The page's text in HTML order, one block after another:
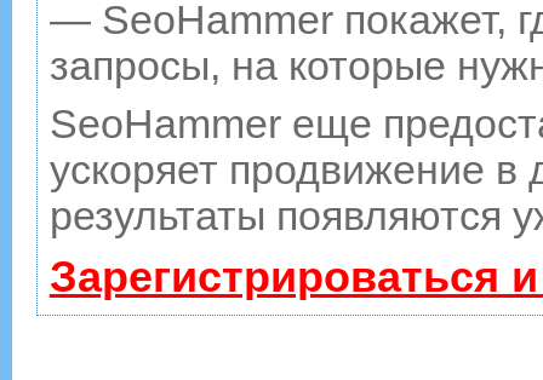
— SeoHammer покажет,
запросы, на которые
SeoHammer еще
ускоряет продвижение в
результаты появляются
Зарегистрироваться